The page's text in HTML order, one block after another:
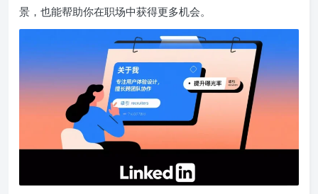
景，也能帮助你在职场中获得更多机会。